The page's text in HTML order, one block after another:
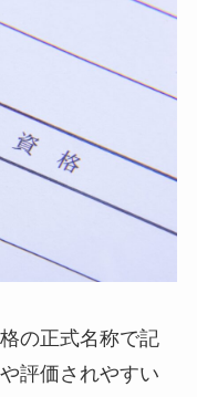
の正式名称で記
評価されやすい